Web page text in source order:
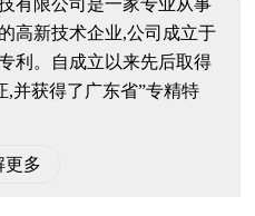
有限公司是一家专业从事
高新技术企业,公司成立于
利。自成立以来先后取得
,并获得了广东省”专精特
更多